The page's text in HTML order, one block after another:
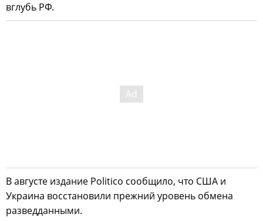
вглубь РФ.
В августе издание Politico сообщило, что США и
Украина восстановили прежний уровень обмена
разведданными.